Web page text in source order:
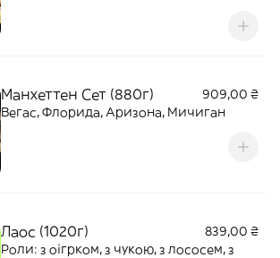
Манхеттен Сет (880г)
909,00 ₴
Вегас, Флорида, Аризона, Мичиган
Лаос (1020г)
839,00 ₴
Роли: з оігрком, з чукою, з лососем, з